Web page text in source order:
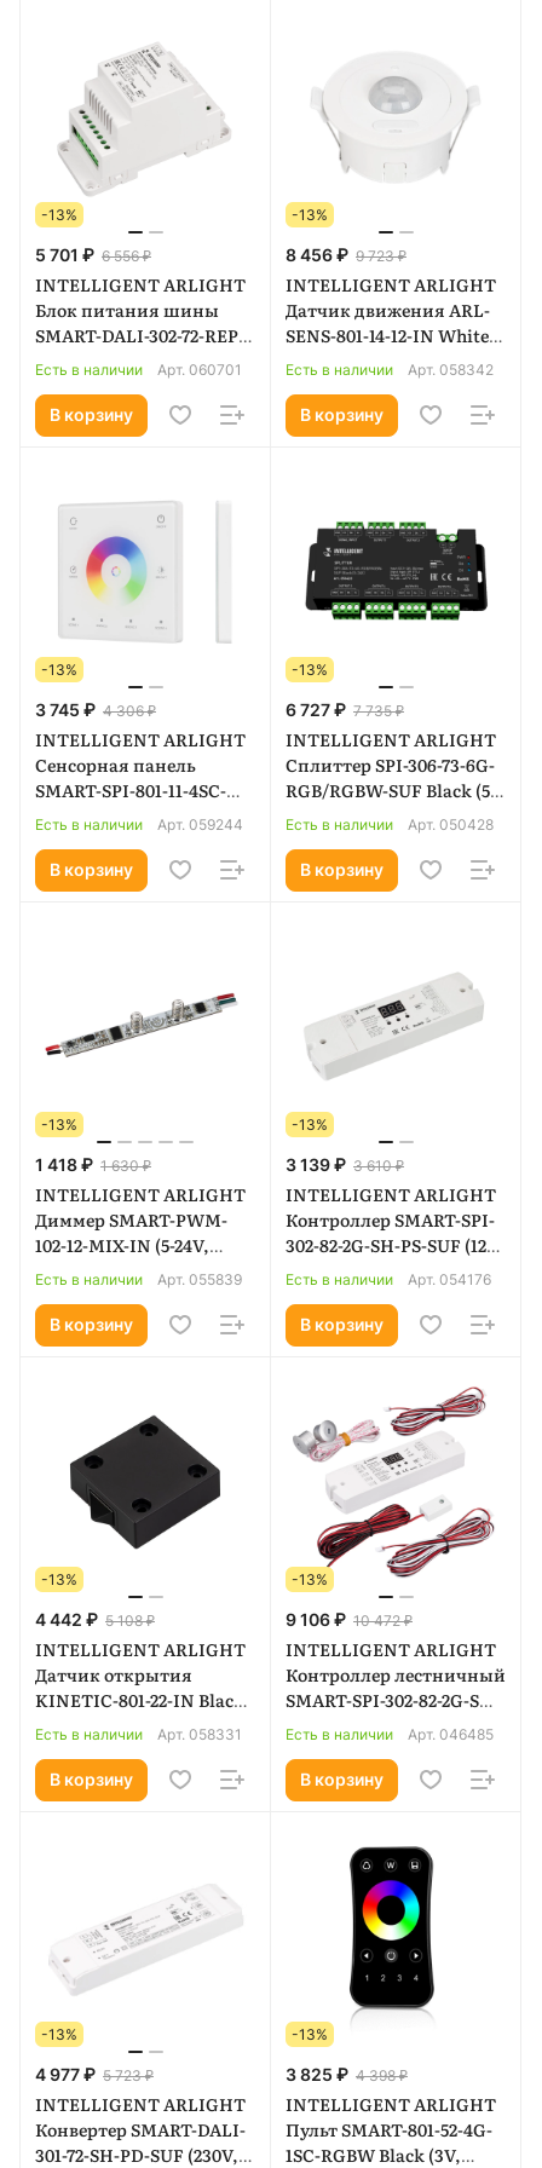
-13%
5 701 ₽ 6 556 ₽
INTELLIGENT ARLIGHT
Блок питания шины
SMART-DALI-302-72-REP-
DIN (230V, 200mA) (IARL,
IP20 Пластик, 5 лет)
060701
Есть в наличии Арт. 060701
В корзину
-13%
8 456 ₽ 9 723 ₽
INTELLIGENT ARLIGHT
Датчик движения ARL-
SENS-801-14-12-IN White
(230V/3V, PIR, 433MHz)
(IARL, IP20 Пластик, 3
года) 058342
Есть в наличии Арт. 058342
В корзину
-13%
3 745 ₽ 4 306 ₽
INTELLIGENT ARLIGHT
Сенсорная панель
SMART-SPI-801-11-4SC-
RGBW-SUF White (3V,
2.4G) (IARL, IP20
Пластик, 5 лет) 059244
Есть в наличии Арт. 059244
В корзину
-13%
6 727 ₽ 7 735 ₽
INTELLIGENT ARLIGHT
Сплиттер SPI-306-73-6G-
RGB/RGBW-SUF Black (5-
24V) (IARL, IP20 Металл,
Есть в наличии Арт. 050428
В корзину
-13%
1 418 ₽ 1 630 ₽
INTELLIGENT ARLIGHT
Диммер SMART-PWM-
102-12-MIX-IN (5-24V,
2x2A, 2-button, SENS)
(IARL, Контроллер)
055839
Есть в наличии Арт. 055839
В корзину
-13%
3 139 ₽ 3 610 ₽
INTELLIGENT ARLIGHT
Контроллер SMART-SPI-
302-82-2G-SH-PS-SUF (12-
24V, 2.4G) (IARL, IP20
Пластик, 5 лет) 054176
Есть в наличии Арт. 054176
В корзину
-13%
4 442 ₽ 5 108 ₽
INTELLIGENT ARLIGHT
Датчик открытия
KINETIC-801-22-IN Black
(No battery, 433MHz)
(IARL, IP20 Пластик, 3
года) 058331
Есть в наличии Арт. 058331
В корзину
-13%
9 106 ₽ 10 472 ₽
INTELLIGENT ARLIGHT
Контроллер лестничный
SMART-SPI-302-82-2G-SH-
PS-SUF (12-24V, TUYA Wi-
Fi, 2.4G) (IARL, IP20
Пластик, 5 лет) 046485
Есть в наличии Арт. 046485
В корзину
-13%
4 977 ₽ 5 723 ₽
INTELLIGENT ARLIGHT
Конвертер SMART-DALI-
301-72-SH-PD-SUF (230V,
-13%
3 825 ₽ 4 398 ₽
INTELLIGENT ARLIGHT
Пульт SMART-801-52-4G-
1SC-RGBW Black (3V,